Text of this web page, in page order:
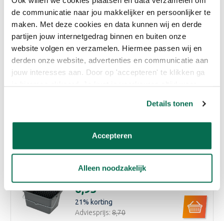
de communicatie naar jou makkelijker en persoonlijker te
maken. Met deze cookies en data kunnen wij en derde
partijen jouw internetgedrag binnen en buiten onze
website volgen en verzamelen. Hiermee passen wij en
derden onze website, advertenties en communicatie aan
jouw interesses aan. Door op 'accepteren' te klikken ga
Details tonen
Accepteren
Alleen noodzakelijk
Eigenschappen
Reviews
Bijpassende producten
Combideal Lakverf + Kwast
% korting
Adviesprijs:
€6,95
21% korting
Adviesprijs: €8,70